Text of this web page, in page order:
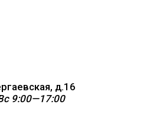
д.16
9:00—17:00